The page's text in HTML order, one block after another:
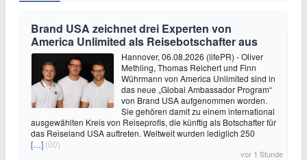
Brand USA zeichnet drei Experten von
America Unlimited als Reisebotschafter aus
Hannover, 06.08.2026 (lifePR) - Oliver
Methling, Thomas Reichert und Finn
Wührmann von America Unlimited sind in
das neue „Global Ambassador Program“
von Brand USA aufgenommen worden.
Sie gehören damit zu einem international
ausgewählten Kreis von Reiseprofis, die künftig als Botschafter für
das Reiseland USA auftreten. Weltweit wurden lediglich 250
[…] (00)
vor 1 Stunde